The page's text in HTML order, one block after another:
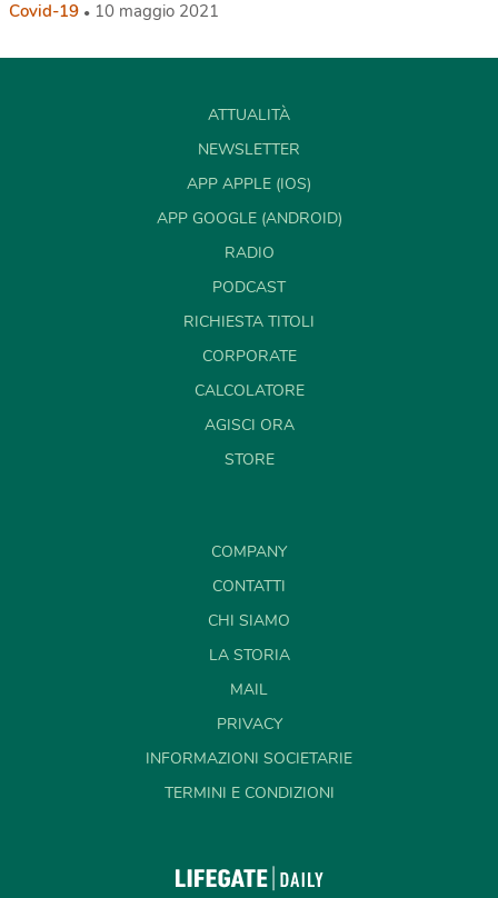
Covid-19 10 maggio 2021
ATTUALITÀ
NEWSLETTER
APP APPLE (IOS)
APP GOOGLE (ANDROID)
RADIO
PODCAST
RICHIESTA TITOLI
CORPORATE
CALCOLATORE
AGISCI ORA
STORE
COMPANY
CONTATTI
CHI SIAMO
LA STORIA
MAIL
PRIVACY
INFORMAZIONI SOCIETARIE
TERMINI E CONDIZIONI